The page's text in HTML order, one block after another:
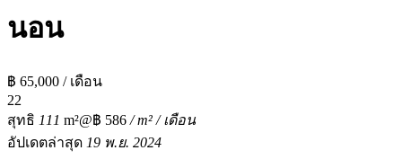
นอน
฿ 65,000 / เดือน
22
สุทธิ 111 m²@฿ 586 / m² / เดือน
อัปเดตล่าสุด 19 พ.ย. 2024